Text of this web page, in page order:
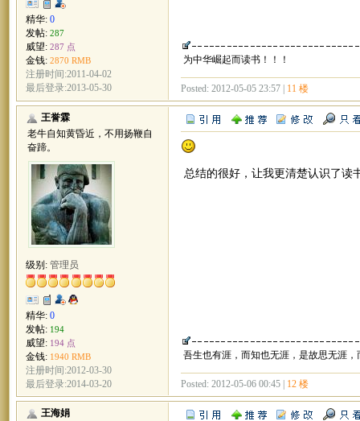
精华: 0
发帖: 287
威望: 287 点
金钱: 2870 RMB
注册时间:2011-04-02
最后登录:2013-05-30
为中华崛起而读书！！！
Posted: 2012-05-05 23:57 | 11 楼
王誉霖
老牛自知黄昏近，不用扬鞭自
奋蹄。
级别: 管理员
精华: 0
发帖: 194
威望: 194 点
金钱: 1940 RMB
注册时间:2012-03-30
最后登录:2014-03-20
总结的很好，让我更清楚认识了读
吾生也有涯，而知也无涯，是故思无涯，
Posted: 2012-05-06 00:45 | 12 楼
王海娟